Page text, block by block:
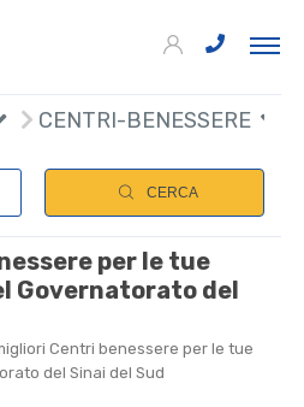
CENTRI-BENESSERE
CERCA
per le tue
Governatorato del
Centri benessere per le tue
del Sinai del Sud